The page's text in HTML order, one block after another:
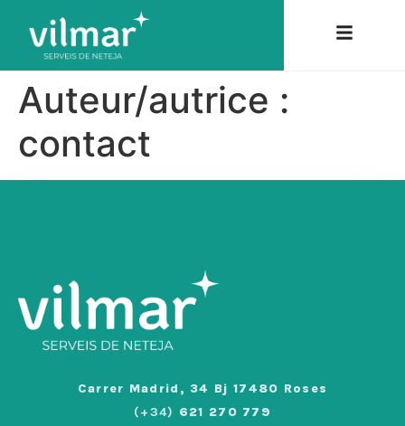
Auteur/autrice :
contact
Carrer Madrid, 34 Bj 17480 Roses
(+34) 621 270 779